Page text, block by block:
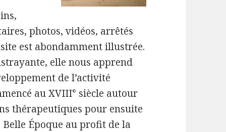
photos, vidéos, arrêtés
est abondamment illustrée.
elle nous apprend
de l’activité
au XVIII° siècle autour
thérapeutiques pour ensuite
Époque au profit de la